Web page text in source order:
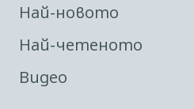
Най-новото
Най-четеното
Видео